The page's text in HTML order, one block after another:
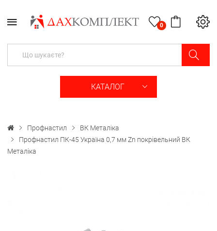
0
КАТАЛОГ
Профнастил
ВК Металіка
Профнастил ПК-45 Україна 0,7 мм Zn покрівельний ВК
Металіка